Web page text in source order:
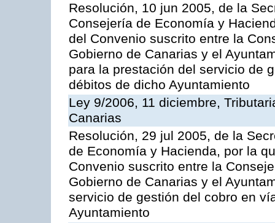
Resolución, 10 jun 2005, de la
Consejería de Economía y
del Convenio suscrito entre la
Gobierno de Canarias y el
para la prestación del servicio de
débitos de dicho Ayuntamiento
Ley 9/2006, 11 diciembre,
Canarias
Resolución, 29 jul 2005, de la
de Economía y Hacienda, por la
Convenio suscrito entre la
Gobierno de Canarias y el
servicio de gestión del cobro en
Ayuntamiento